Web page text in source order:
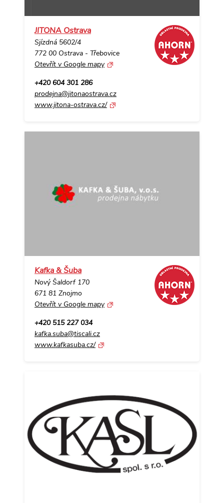
JITONA Ostrava
Sjízdná 5602/4
772 00 Ostrava - Třebovice
Otevřít v Google mapy
+420 604 301 286
prodejna@jitonaostrava.cz
www.jitona-ostrava.cz/
Kafka & Šuba
Nový Šaldorf 170
671 81 Znojmo
Otevřít v Google mapy
+420 515 227 034
kafka.suba@tiscali.cz
www.kafkasuba.cz/